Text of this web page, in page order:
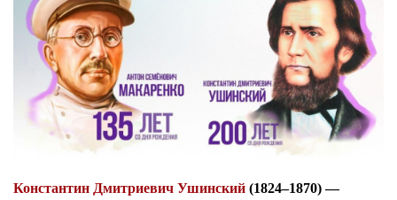
Константин Дмитриевич Ушинский (1824–1870) —